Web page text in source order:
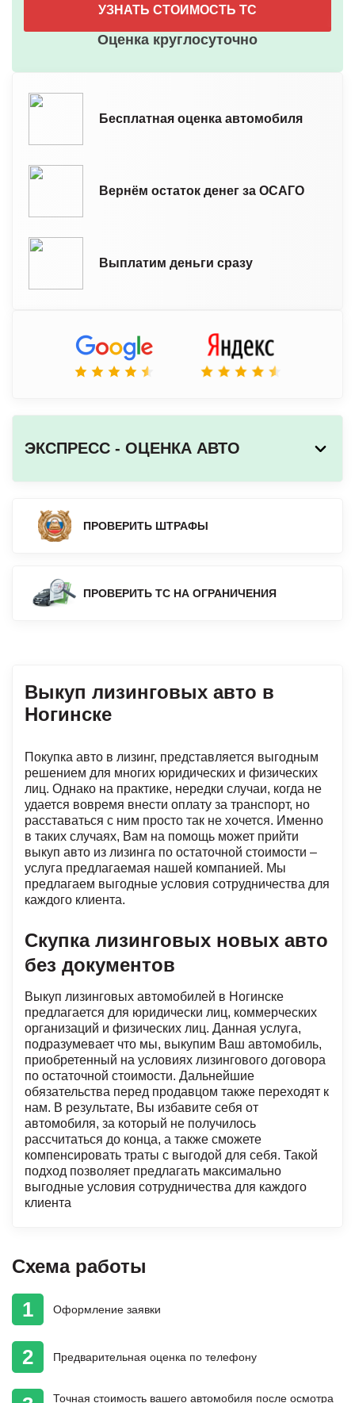
УЗНАТЬ СТОИМОСТЬ ТС
Оценка круглосуточно
Бесплатная оценка автомобиля
Вернём остаток денег за ОСАГО
Выплатим деньги сразу
Выкуп лизинговых авто в
Ногинске
Покупка авто в лизинг, представляется выгодным
решением для многих юридических и физических
лиц. Однако на практике, нередки случаи, когда не
удается вовремя внести оплату за транспорт, но
расставаться с ним просто так не хочется. Именно
в таких случаях, Вам на помощь может прийти
выкуп авто из лизинга по остаточной стоимости –
услуга предлагаемая нашей компанией. Мы
предлагаем выгодные условия сотрудничества для
каждого клиента.
Скупка лизинговых новых авто
без документов
Выкуп лизинговых автомобилей в Ногинске
предлагается для юридически лиц, коммерческих
организаций и физических лиц. Данная услуга,
подразумевает что мы, выкупим Ваш автомобиль,
приобретенный на условиях лизингового договора
по остаточной стоимости. Дальнейшие
обязательства перед продавцом также переходят к
нам. В результате, Вы избавите себя от
автомобиля, за который не получилось
рассчитаться до конца, а также сможете
компенсировать траты с выгодой для себя. Такой
подход позволяет предлагать максимально
выгодные условия сотрудничества для каждого
клиента
Схема работы
1 Оформление заявки
2 Предварительная оценка по телефону
Точная стоимость вашего автомобиля после осмотра
ЭКСПРЕСС - ОЦЕНКА АВТО
ПРОВЕРИТЬ ШТРАФЫ
ПРОВЕРИТЬ ТС НА ОГРАНИЧЕНИЯ